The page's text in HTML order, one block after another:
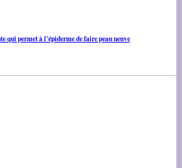
qui permet à l’épiderme de faire peau neuve